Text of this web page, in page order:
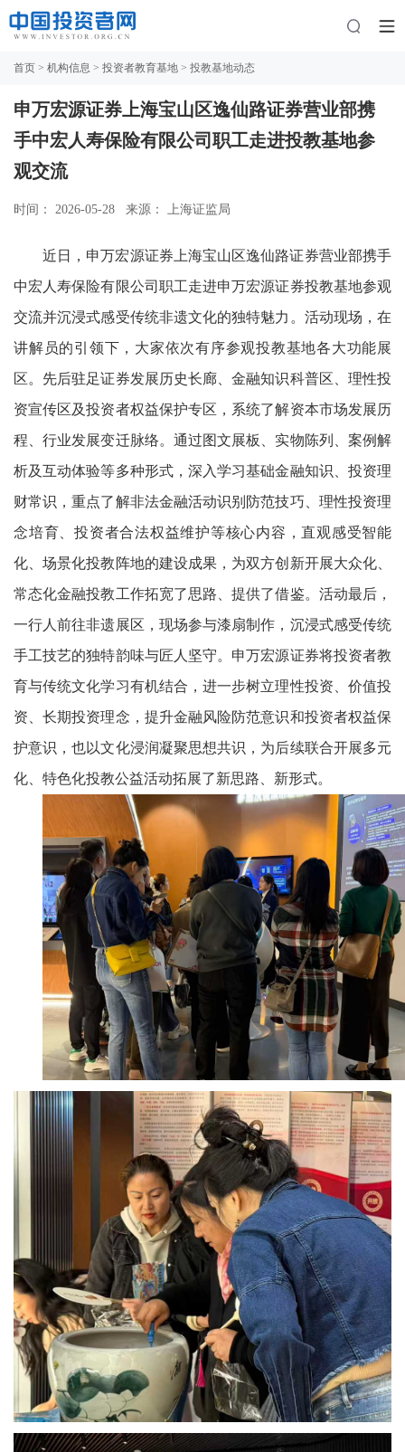
首页 > 机构信息 > 投资者教育基地 > 投教基地动态
申万宏源证券上海宝山区逸仙路证券营业部携
手中宏人寿保险有限公司职工走进投教基地参
观交流
时间： 2026-05-28 来源： 上海证监局
近日，申万宏源证券上海宝山区逸仙路证券营业部携手
中宏人寿保险有限公司职工走进申万宏源证券投教基地参观
交流并沉浸式感受传统非遗文化的独特魅力。 活动现场，在
讲解员的引领下，大家依次有序参观投教基地各大功能展
区。先后驻足证券发展历史长廊、金融知识科普区、理性投
资宣传区及投资者权益保护专区，系统了解资本市场发展历
程、行业发展变迁脉络。通过图文展板、实物陈列、案例解
析及互动体验等多种形式，深入学习基础金融知识、投资理
财常识，重点了解非法金融活动识别防范技巧、理性投资理
念培育、投资者合法权益维护等核心内容，直观感受智能
化、场景化投教阵地的建设成果，为双方创新开展大众化、
常态化金融投教工作拓宽了思路、提供了借鉴。活动最后，
一行人前往非遗展区，现场参与漆扇制作，沉浸式感受传统
手工技艺的独特韵味与匠人坚守。 申万宏源证券将投资者教
育与传统文化学习有机结合，进一步树立理性投资、价值投
资、长期投资理念，提升金融风险防范意识和投资者权益保
护意识，也以文化浸润凝聚思想共识，为后续联合开展多元
化、特色化投教公益活动拓展了新思路、新形式。